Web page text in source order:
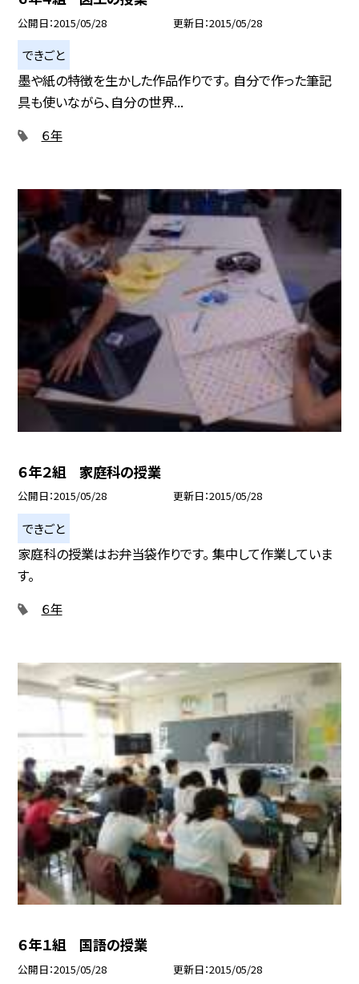
公開日 2015/05/28 更新日 2015/05/28
できごと
墨や紙の特徴を生かした作品作りです。 自分で作った筆記
具も使いながら、自分の世界...
６年
６年２組 家庭科の授業
公開日 2015/05/28 更新日 2015/05/28
できごと
家庭科の授業はお弁当袋作りです。 集中して作業していま
す。
６年
６年１組 国語の授業
公開日 2015/05/28 更新日 2015/05/28